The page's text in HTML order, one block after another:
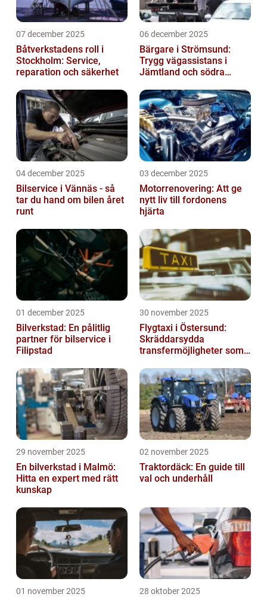
07 december 2025
Båtverkstadens roll i
Stockholm: Service,
reparation och säkerhet
06 december 2025
Bärgare i Strömsund:
Trygg vägassistans i
Jämtland och södra
04 december 2025
Bilservice i Vännäs - så
tar du hand om bilen året
runt
03 december 2025
Motorrenovering: Att ge
nytt liv till fordonens
hjärta
01 december 2025
Bilverkstad: En pålitlig
partner för bilservice i
Filipstad
30 november 2025
Flygtaxi i Östersund:
Skräddarsydda
transfermöjligheter som
29 november 2025
En bilverkstad i Malmö:
Hitta en expert med rätt
kunskap
02 november 2025
Traktordäck: En guide till
val och underhåll
01 november 2025 28 oktober 2025